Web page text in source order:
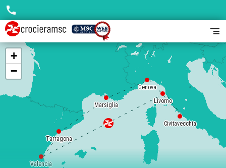
Valencia
Livorno
Civitavecchia
Genova
Marsiglia
Tarragona
+
−
call
segment